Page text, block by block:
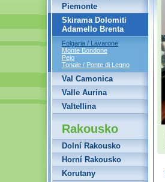
Piemonte
Skirama Dolomiti
Adamello Brenta
Folgaria / Lavarone
Monte Bondone
Pejo
Tonale / Ponte di Legno
Val Camonica
Valle Aurina
Valtellina
Rakousko
Dolní Rakousko
Horní Rakousko
Korutany